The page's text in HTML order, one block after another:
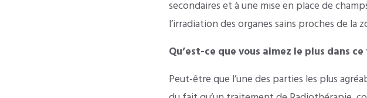
secondaires et à une mise en place de
l’irradiation des organes sains proches de
Qu’est-ce que vous aimez le plus dans
Peut-être que l’une des parties les plus